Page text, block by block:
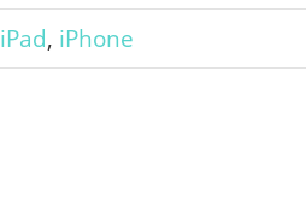
iPad, iPhone